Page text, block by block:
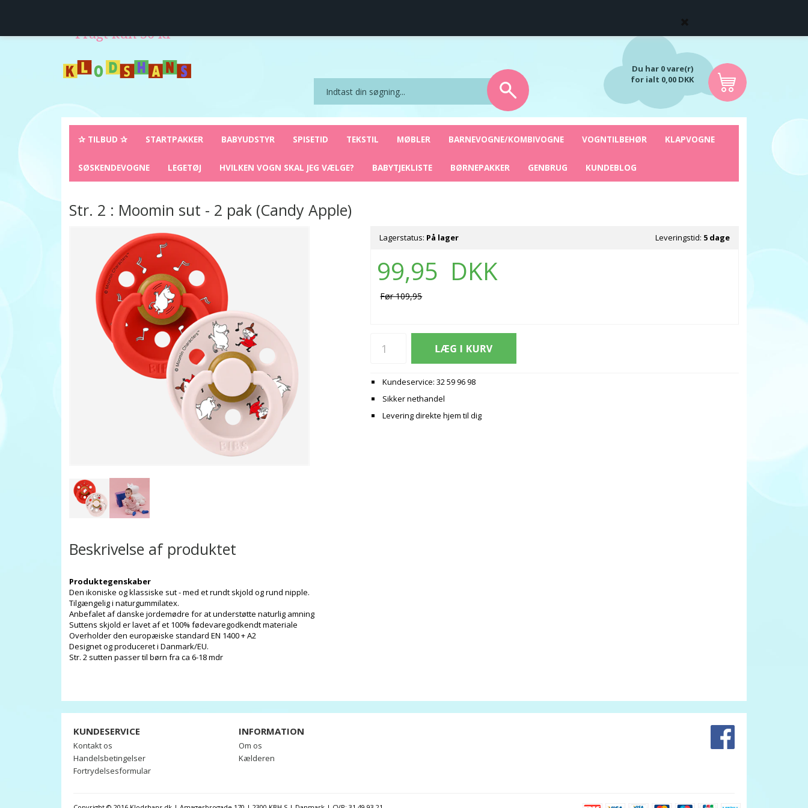
Fragt kun 50 kr
Du har 0 vare(r)
for ialt 0,00 DKK
✰ TILBUD ✰ STARTPAKKER BABYUDSTYR SPISETID TEKSTIL MØBLER BARNEVOGNE/KOMBIVOGNE VOGNTILBEHØR KLAPVOGNE
SØSKENDEVOGNE LEGETØJ HVILKEN VOGN SKAL JEG VÆLGE? BABYTJEKLISTE BØRNEPAKKER GENBRUG KUNDEBLOG
Str. 2 : Moomin sut - 2 pak (Candy Apple)
Lagerstatus: På lager Leveringstid: 5 dage
99,95 DKK
Før 109,95
Kundeservice: 32 59 96 98
Sikker nethandel
Levering direkte hjem til dig
Beskrivelse af produktet
Produktegenskaber
Den ikoniske og klassiske sut - med et rundt skjold og rund nipple.
Tilgængelig i naturgummilatex.
Anbefalet af danske jordemødre for at understøtte naturlig amning
Suttens skjold er lavet af et 100% fødevaregodkendt materiale
Overholder den europæiske standard EN 1400 + A2
Designet og produceret i Danmark/EU.
Str. 2 sutten passer til børn fra ca 6-18 mdr
KUNDESERVICE
Kontakt os
Handelsbetingelser
Fortrydelsesformular
INFORMATION
Om os
Kælderen